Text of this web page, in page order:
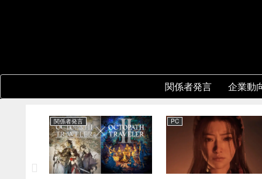
関係者発言 企業動
関係者発言 PC